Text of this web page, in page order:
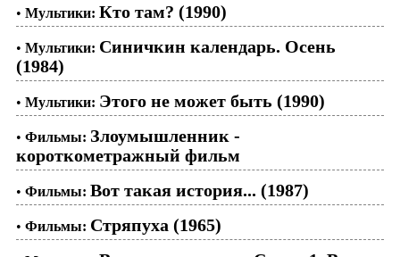
• Мультики: Кто там? (1990)
• Мультики: Синичкин календарь. Осень
(1984)
• Мультики: Этого не может быть (1990)
• Фильмы: Злоумышленник -
короткометражный фильм
• Фильмы: Вот такая история... (1987)
• Фильмы: Стряпуха (1965)